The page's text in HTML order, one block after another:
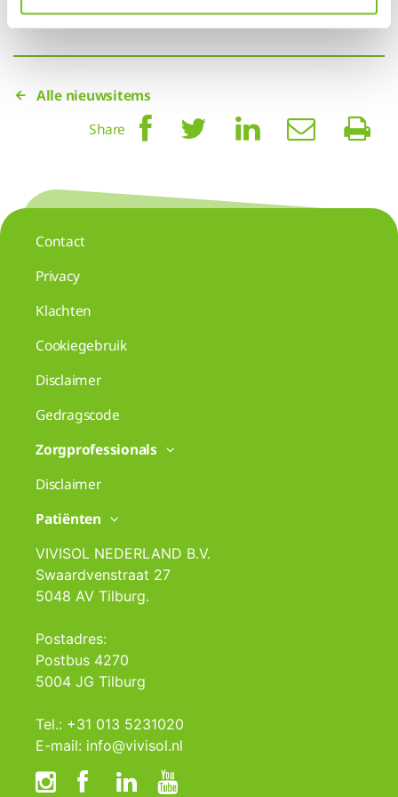
Alle nieuwsitems
Share
Contact
Privacy
Klachten
Cookiegebruik
Disclaimer
Gedragscode
Zorgprofessionals
Disclaimer
Patiënten
VIVISOL NEDERLAND B.V.
Swaardvenstraat 27
5048 AV Tilburg.
Postadres:
Postbus 4270
5004 JG Tilburg
Tel.: +31 013 5231020
E-mail: info@vivisol.nl